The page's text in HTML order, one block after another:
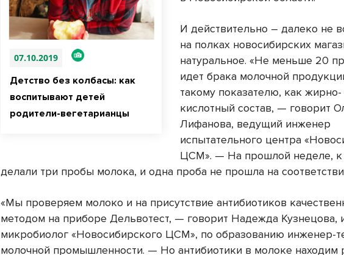
07.10.2019
Детство без колбасы: как
воспитывают детей
родители-вегетарианцы
И действительно – далеко не
на полках новосибирских
натуральное. «Не меньше 20
идет брака молочной
такому показателю, как жирно-
кислотный состав, — говорит
Лифанова, ведущий инженер
испытательного центра
ЦСМ». — На прошлой неделе, к
делали три пробы молока, и одна проба не прошла на
«Мы проверяем молоко и на присутствие антибиотиков
методом на приборе Дельвотест, — говорит Надежда Кузнецова,
микробиолог «Новосибирского ЦСМ», по образованию инженер-
молочной промышленности. — Но антибиотики в молоке находим